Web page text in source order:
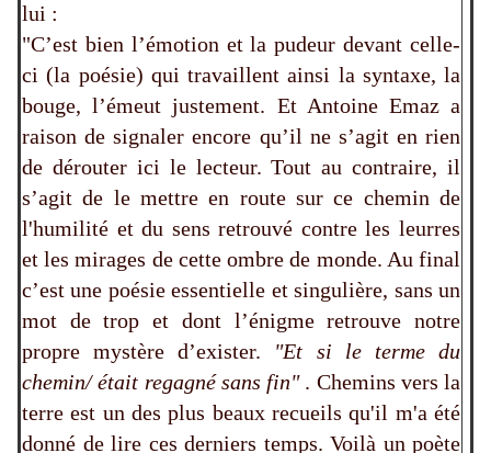
lui :
"C’est bien l’émotion et la pudeur devant celle-
ci (la poésie) qui travaillent ainsi la syntaxe, la
bouge, l’émeut justement. Et Antoine Emaz a
raison de signaler encore qu’il ne s’agit en rien
de dérouter ici le lecteur. Tout au contraire, il
s’agit de le mettre en route sur ce chemin de
l'humilité et du sens retrouvé contre les leurres
et les mirages de cette ombre de monde. Au final
c’est une poésie essentielle et singulière, sans un
mot de trop et dont l’énigme retrouve notre
propre mystère d’exister. "Et si le terme du
chemin/ était regagné sans fin". Chemins vers la
terre est un des plus beaux recueils qu'il m'a été
donné de lire ces derniers temps. Voilà un poète